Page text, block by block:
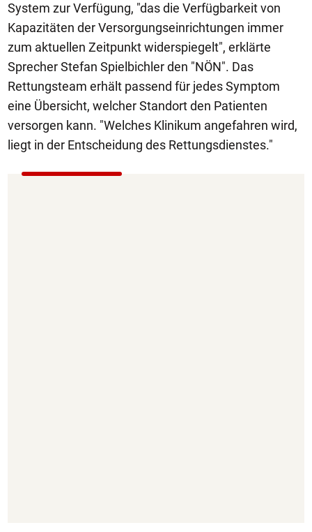
System zur Verfügung, "das die Verfügbarkeit von
Kapazitäten der Versorgungseinrichtungen immer
zum aktuellen Zeitpunkt widerspiegelt", erklärte
Sprecher Stefan Spielbichler den "NÖN". Das
Rettungsteam erhält passend für jedes Symptom
eine Übersicht, welcher Standort den Patienten
versorgen kann. "Welches Klinikum angefahren wird,
liegt in der Entscheidung des Rettungsdienstes."